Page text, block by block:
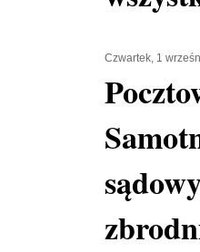
Czwartek, 1